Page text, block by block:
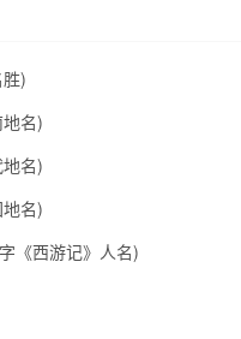
)
名)
名)
名)
《西游记》人名)